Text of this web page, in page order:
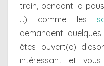
train, pendant la
…) comme les
demandent
êtes ouvert(e)
intéressant et